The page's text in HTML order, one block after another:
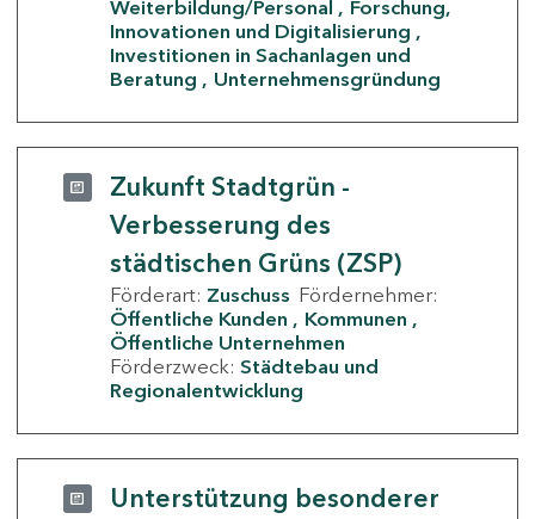
Weiterbildung/Personal
Forschung,
Innovationen und Digitalisierung
Investitionen in Sachanlagen und
Beratung
Unternehmensgründung
Zukunft Stadtgrün -
Verbesserung des
städtischen Grüns (ZSP)
Förderart: Zuschuss Fördernehmer:
Öffentliche Kunden
Kommunen
Öffentliche Unternehmen
Förderzweck: Städtebau und
Regionalentwicklung
Unterstützung besonderer